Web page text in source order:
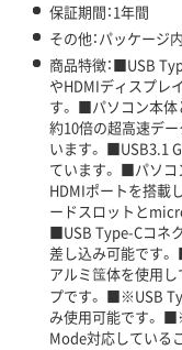
保証期間：1年間
その他：パッケージ
商品特徴：■USB
やHDMIディスプレ
す。 ■パソコン本体
約10倍の超高速デ
います。 ■USB3.1
ています。 ■パソ
HDMIポートを搭載
ードスロットと
■USB Type-Cコネ
差し込み可能です。
アルミ筺体を使用
プです。 ■※USB
み使用可能です。
Mode対応している